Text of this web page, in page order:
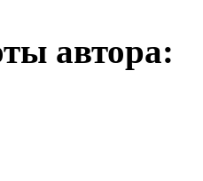
автора: